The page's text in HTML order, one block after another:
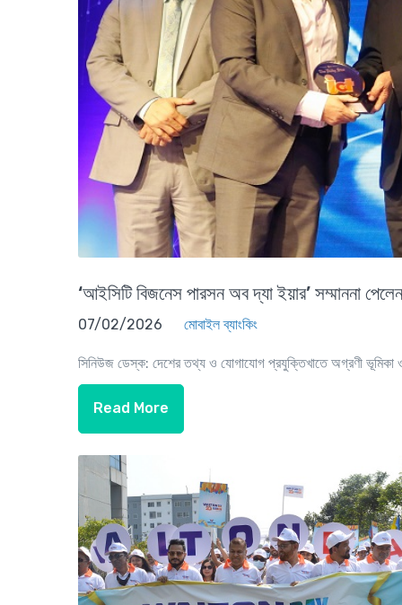
‘আইসিটি বিজনেস পারসন অব দ্যা ইয়ার’ সম্মাননা
07/02/2026 মোবাইল ব্যাংকিং
সিনিউজ ডেস্ক: দেশের তথ্য ও যোগাযোগ প্রযুক্তিখাতে অগ্রণী ভূমিকা
Read More